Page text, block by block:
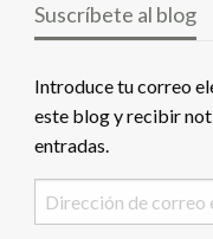
Suscríbete al blog
Introduce tu correo
este blog y recibir
entradas.
Dirección
de